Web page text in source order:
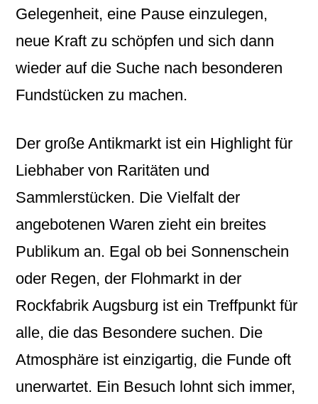
Gelegenheit, eine Pause einzulegen,
neue Kraft zu schöpfen und sich dann
wieder auf die Suche nach besonderen
Fundstücken zu machen.
Der große Antikmarkt ist ein Highlight für
Liebhaber von Raritäten und
Sammlerstücken. Die Vielfalt der
angebotenen Waren zieht ein breites
Publikum an. Egal ob bei Sonnenschein
oder Regen, der Flohmarkt in der
Rockfabrik Augsburg ist ein Treffpunkt für
alle, die das Besondere suchen. Die
Atmosphäre ist einzigartig, die Funde oft
unerwartet. Ein Besuch lohnt sich immer,